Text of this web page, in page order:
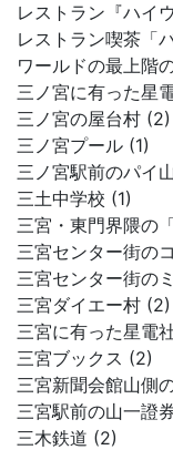
レストラン『ハイ
レストラン喫茶「
ワールドの最上階
三ノ宮に有った星
三ノ宮の屋台村 (2)
三ノ宮プール (1)
三ノ宮駅前のパイ
三土中学校 (1)
三宮・東門界隈の
三宮センター街の
三宮センター街の
三宮ダイエー村 (2)
三宮に有った星電
三宮ブックス (2)
三宮新聞会館山側
三宮駅前の山一證
三木鉄道 (2)